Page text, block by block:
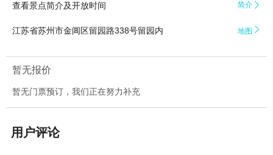
查看景点简介及开放时间 简介 
江苏省苏州市金阊区留园路338号留园内 地图 
暂无报价
暂无门票预订，我们正在努力补充
用户评论